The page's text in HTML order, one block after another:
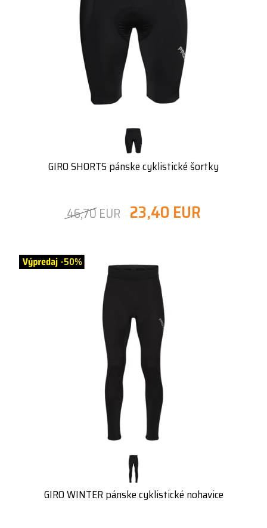
GIRO SHORTS pánske cyklistické šortky
46,70 EUR 23,40 EUR
-50%
GIRO WINTER pánske cyklistické nohavice